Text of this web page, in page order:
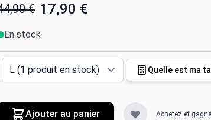
€ 17,90 €
En stock
Quelle est ma
Ajouter au panier Achetez et